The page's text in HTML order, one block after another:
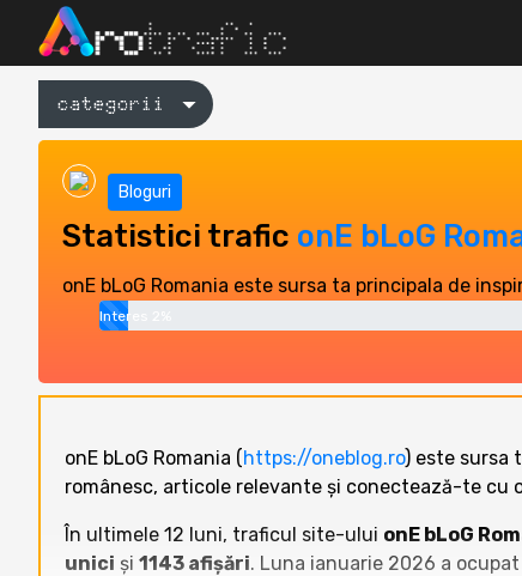
categorii
Bloguri
Statistici trafic onE bLoG
onE bLoG Romania este sursa ta principala de
Interes 2%
onE bLoG Romania (https://oneblog.ro) este sursa
românesc, articole relevante și conectează-te cu
În ultimele 12 luni, traficul site-ului onE bLoG
unici și 1143 afișări. Luna ianuarie 2026 a